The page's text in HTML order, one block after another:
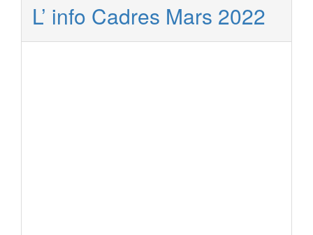
L’ info Cadres Mars 2022